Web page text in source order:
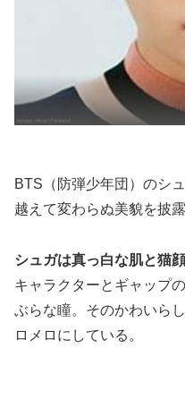
BTS（防弾少年団）のシ
越えて変わらぬ美貌を披露
シュガは真っ白な肌と猫
キャラクターとギャップ
ぶらな瞳。そのかわいら
ロメロにしている。